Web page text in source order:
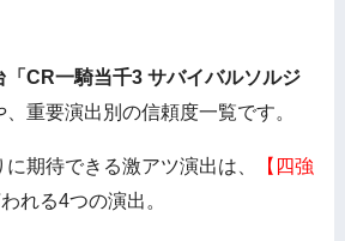
「CR一騎当千3 サバイバルソルジ
重要演出別の信頼度一覧です。
期待できる激アツ演出は、
【四強
れる4つの演出。